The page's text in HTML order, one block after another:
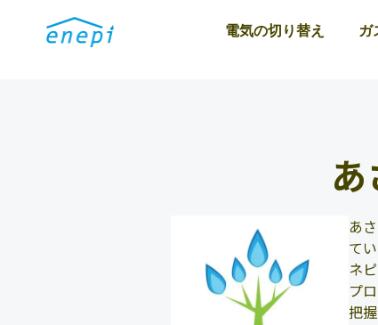
電気の切り替え ガ
あ
て
ネ
プ
把